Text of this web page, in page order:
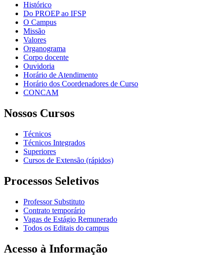
Histórico
Do PROEP ao IFSP
O Campus
Missão
Valores
Organograma
Corpo docente
Ouvidoria
Horário de Atendimento
Horário dos Coordenadores de Curso
CONCAM
Nossos Cursos
Técnicos
Técnicos Integrados
Superiores
Cursos de Extensão (rápidos)
Processos Seletivos
Professor Substituto
Contrato temporário
Vagas de Estágio Remunerado
Todos os Editais do campus
Acesso à Informação